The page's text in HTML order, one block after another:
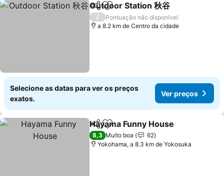
PartilharAdicionar aos favoritos
Outdoor Station 秋谷
/
Pontuação não disponível
a 8.2 km de Centro da cidade
Selecione as datas para ver os preços
exatos.
Ver preços
PartilharAdicionar aos favoritos
Hayama Funny House
8,3 Muito boa
62
Yokohama, a 8.3 km de Yokosuka